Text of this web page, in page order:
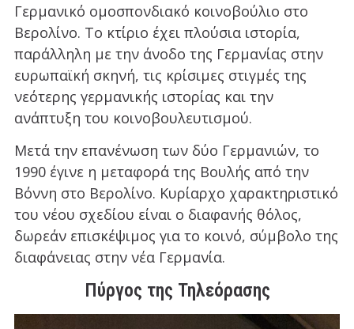
Γερμανικό ομοσπονδιακό κοινοβούλιο στο
Βερολίνο. Το κτίριο έχει πλούσια ιστορία,
παράλληλη με την άνοδο της Γερμανίας στην
ευρωπαϊκή σκηνή, τις κρίσιμες στιγμές της
νεότερης γερμανικής ιστορίας και την
ανάπτυξη του κοινοβουλευτισμού.
Μετά την επανένωση των δύο Γερμανιών, το
1990 έγινε η μεταφορά της Βουλής από την
Βόννη στο Βερολίνο. Κυρίαρχο χαρακτηριστικό
του νέου σχεδίου είναι ο διαφανής θόλος,
δωρεάν επισκέψιμος για το κοινό, σύμβολο της
διαφάνειας στην νέα Γερμανία.
Πύργος της Τηλεόρασης